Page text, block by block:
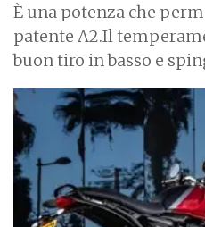
È una potenza che
patente A2.Il
buon tiro in basso e
I
m
a
g